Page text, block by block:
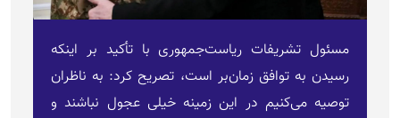
مسئول تشریفات ریاست‌جمهوری با تأکید بر اینکه
رسیدن به توافق زمان‌بر است، تصریح کرد: به ناظران
توصیه می‌کنیم در این زمینه خیلی عجول نباشند و